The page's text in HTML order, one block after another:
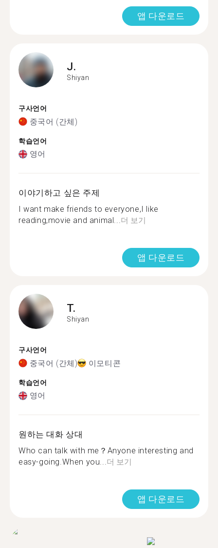
앱 다운로드
J.
Shiyan
구사언어
중국어 (간체)
학습언어
영어
이야기하고 싶은 주제
I want make friends to everyone,I like
reading,movie and animal...더 보기
앱 다운로드
T.
Shiyan
구사언어
중국어 (간체) 이모티콘
학습언어
영어
원하는 대화 상대
Who can talk with me？Anyone interesting and
easy-going.When you...더 보기
앱 다운로드